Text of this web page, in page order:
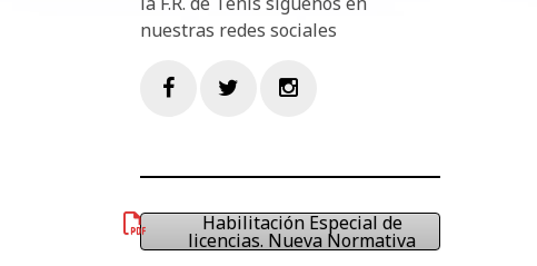
nuestras redes sociales
Habilitación Especial de
licencias. Nueva Normativa